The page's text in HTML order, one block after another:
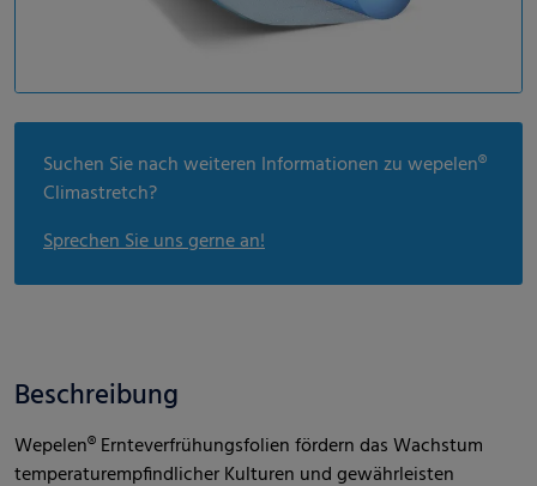
Suchen Sie nach weiteren Informationen zu wepelen®
Climastretch?
Sprechen Sie uns gerne an!
Beschreibung
Wepelen® Ernteverfrühungsfolien fördern das Wachstum
temperaturempfindlicher Kulturen und gewährleisten